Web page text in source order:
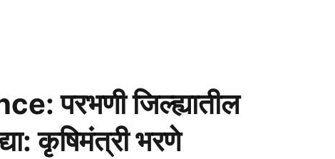
परभणी जिल्ह्यातील
कृषिमंत्री भरणे